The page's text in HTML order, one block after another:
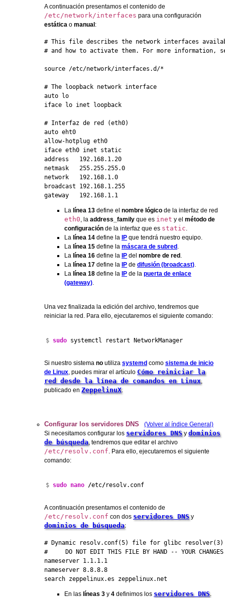
A continuación presentamos el contenido de
/etc/network/interfaces para una configuración
estática o manual:
# This file describes the network interfaces
# and how to activate them. For more information,
source /etc/network/interfaces.d/*
# The loopback network interface
auto lo
iface lo inet loopback
# Interfaz de red (eth0)
auto eht0
allow-hotplug eth0
iface eth0 inet static
address   192.168.1.20
netmask   255.255.255.0
network   192.168.1.0
broadcast 192.168.1.255
gateway   192.168.1.1
La línea 13 define el nombre lógico de la interfaz de red
eth0, la address_family que es inet y el método de
configuración de la interfaz que es static.
La línea 14 define la IP que tendrá nuestro equipo.
La línea 15 define la máscara de subred.
La línea 16 define la IP del nombre de red.
La línea 17 define la IP de difusión (broadcast).
La línea 18 define la IP de la puerta de enlace
(gateway).
Una vez finalizada la edición del archivo, tendremos que
reiniciar la red. Para ello, ejecutaremos el siguiente comando:
$ sudo systemctl restart NetworkManager
Si nuestro sistema no utiliza systemd como sistema de inicio
de Linux, puedes mirar el artículo Cómo reiniciar la
red desde la línea de comandos en Linux,
publicado en ZeppelinuX.
Configurar los servidores DNS
(Volver al índice General)
Si necesitamos configurar los servidores DNSy dominios
de búsqueda, tendremos que editar el archivo
/etc/resolv.conf. Para ello, ejecutaremos el siguiente
comando:
$ sudo nano /etc/resolv.conf
A continuación presentamos el contenido de
/etc/resolv.conf con dos servidores DNSy
dominios de búsqueda:
# Dynamic resolv.conf(5) file for glibc resolver(3)
#     DO NOT EDIT THIS FILE BY HAND -- YOUR CHANGES
nameserver 1.1.1.1
nameserver 8.8.8.8
search zeppelinux.es zeppelinux.net
En las líneas 3 y 4 definimos los servidores DNS.